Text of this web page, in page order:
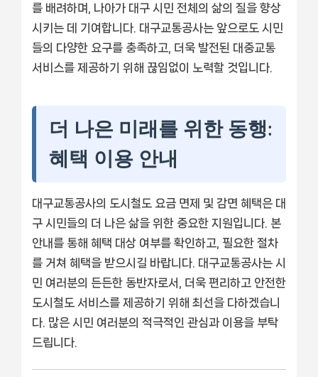
를 배려하며, 나아가 대구 시민 전체의 삶의 질을 향상
시키는 데 기여합니다. 대구교통공사는 앞으로도 시민
들의 다양한 요구를 충족하고, 더욱 발전된 대중교통
서비스를 제공하기 위해 끊임없이 노력할 것입니다.
더 나은 미래를 위한 동행:
혜택 이용 안내
대구교통공사의 도시철도 요금 면제 및 감면 혜택은 대
구 시민들의 더 나은 삶을 위한 중요한 지원입니다. 본
안내를 통해 혜택 대상 여부를 확인하고, 필요한 절차
를 거쳐 혜택을 받으시길 바랍니다. 대구교통공사는 시
민 여러분의 든든한 동반자로서, 더욱 편리하고 안전한
도시철도 서비스를 제공하기 위해 최선을 다하겠습니
다. 많은 시민 여러분의 적극적인 관심과 이용을 부탁
드립니다.